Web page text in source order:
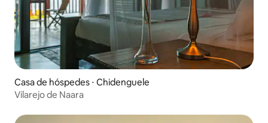
Casa de hóspedes ⋅ Chidenguele
Vilarejo de Naara